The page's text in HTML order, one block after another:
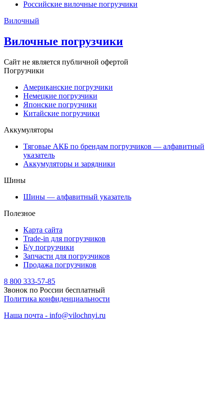
Российские вилочные погрузчики
Вилочный
Вилочные погрузчики
Сайт не является публичной офертой
Погрузчики
Американские погрузчики
Немецкие погрузчики
Японские погрузчики
Китайские погрузчики
Аккумуляторы
Тяговые АКБ по брендам погрузчиков — алфавитный
указатель
Аккумуляторы и зарядники
Шины
Шины — алфавитный указатель
Полезное
Карта сайта
Trade-in для погрузчиков
Б/у погрузчики
Запчасти для погрузчиков
Продажа погрузчиков
8 800 333-57-85
Звонок по России бесплатный
Политика конфиденциальности
Наша почта - info@vilochnyi.ru